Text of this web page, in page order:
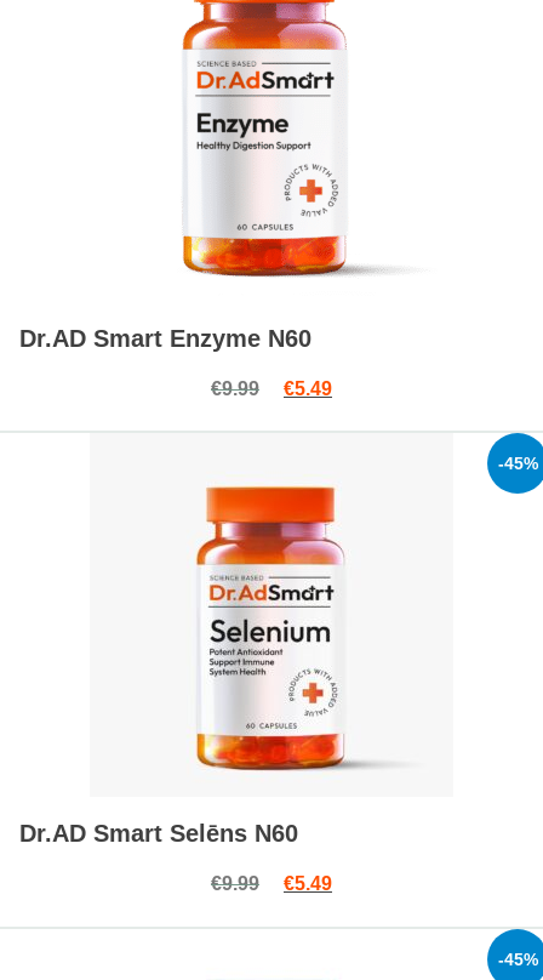
Dr.AD Smart Enzyme N60
€9.99 Original price was: €9.99.
€5.49Current price is: €5.49.
-45%
Dr.AD Smart Selēns N60
€9.99 Original price was: €9.99.
€5.49Current price is: €5.49.
-45%